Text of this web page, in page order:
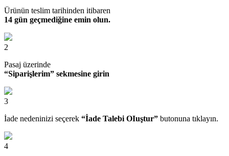
Ürünün teslim tarihinden itibaren
14 gün geçmediğine emin olun.
2
Pasaj üzerinde
“Siparişlerim” sekmesine girin
3
İade nedeninizi seçerek “İade Talebi OIuştur” butonuna tıklayın.
4